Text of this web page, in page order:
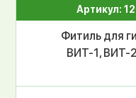
Артикул:
Фитиль для
ВИТ-1, ВИТ-